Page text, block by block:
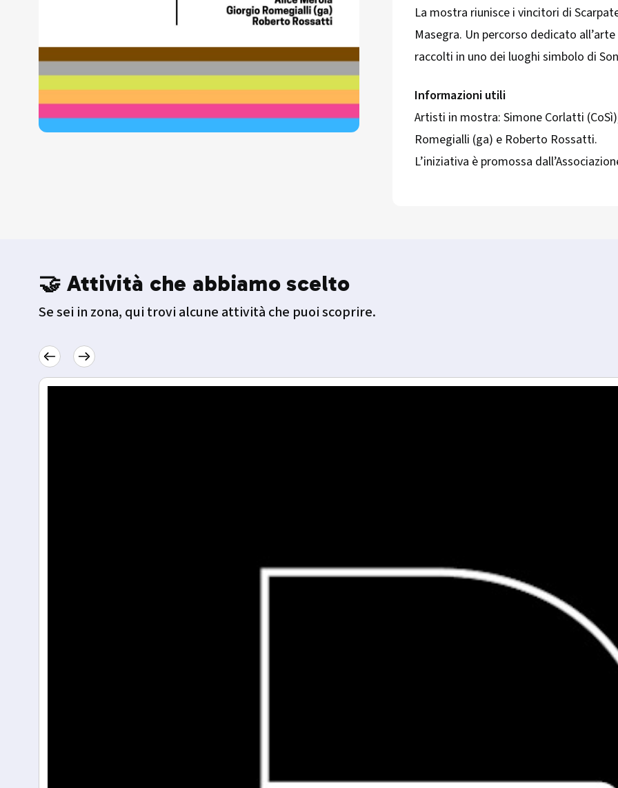
La mostra riunisce i vincitori di
Masegra. Un percorso dedicato
raccolti in uno dei luoghi simbolo di
Informazioni utili
Artisti in mostra: Simone Corlatti
Romegialli (ga) e Roberto Rossatti.
L’iniziativa è promossa
🤝 Attività che abbiamo scelto
Se sei in zona, qui trovi alcune attività che puoi scoprire.